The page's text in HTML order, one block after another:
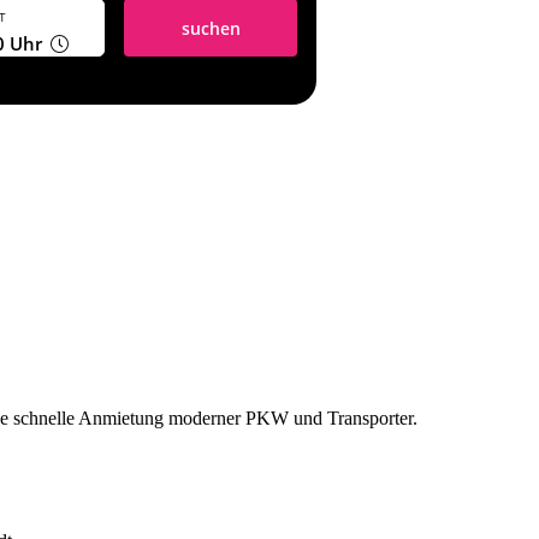
Uhr
suchen
Anmietung moderner PKW und Transporter.